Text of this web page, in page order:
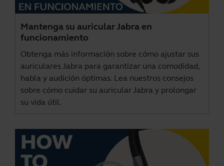
Mantenga su auricular Jabra en
funcionamiento
Obtenga más información sobre cómo ajustar sus
auriculares Jabra para garantizar una comodidad,
habla y audición óptimas. Lea nuestros consejos
sobre cómo cuidar su auricular Jabra y prolongar
su vida útil.